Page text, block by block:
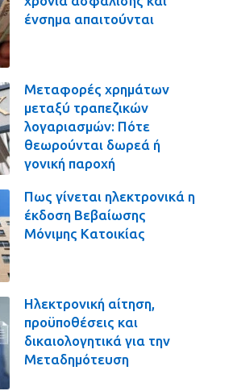
ένσημα απαιτούνται
Μεταφορές χρημάτων
μεταξύ τραπεζικών
λογαριασμών: Πότε
θεωρούνται δωρεά ή
γονική παροχή
Πως γίνεται ηλεκτρονικά η
έκδοση Βεβαίωσης
Μόνιμης Κατοικίας
Ηλεκτρονική αίτηση,
προϋποθέσεις και
δικαιολογητικά για την
Μεταδημότευση